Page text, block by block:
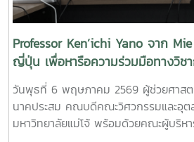
Professor Ken’ichi Yano จาก
ญี่ปุ่น เพื่อหารือความร่วมมือทางวิชา
เปลี่ยนนักศึกษา
วันพุธที่ 6 พฤษภาคม 2569 ผู้ช่วยศาสต
นาคประสม คณบดีคณะวิศวกรรมและอุต
มหาวิทยาลัยแม่โจ้ พร้อมด้วยคณะผู้บริห